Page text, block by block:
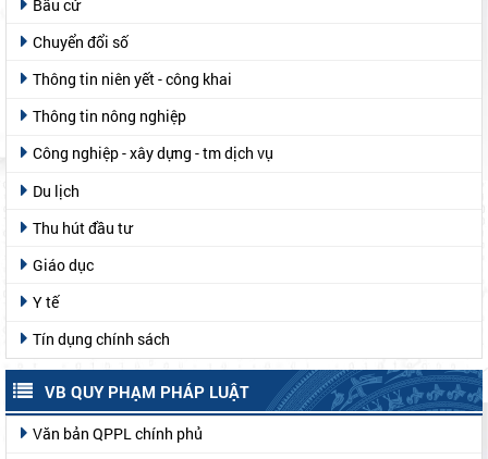
Bầu cử
Chuyển đổi số
Thông tin niên yết - công khai
Thông tin nông nghiệp
Công nghiệp - xây dựng - tm dịch vụ
Du lịch
Thu hút đầu tư
Giáo dục
Y tế
Tín dụng chính sách
VB QUY PHẠM PHÁP LUẬT
Văn bản QPPL chính phủ